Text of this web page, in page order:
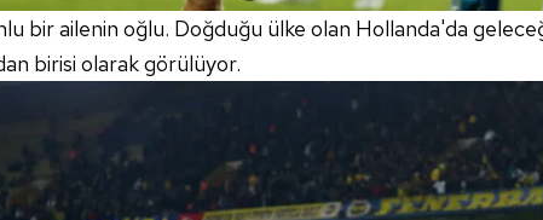
bir ailenin oğlu. Doğduğu ülke olan Hollanda'da
birisi olarak görülüyor.